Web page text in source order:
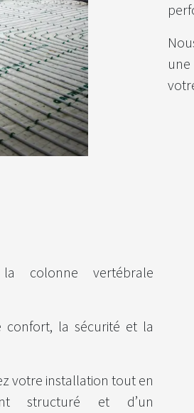
la colonne vertébrale
confort, la sécurité et la
votre installation tout en
structuré et d’un